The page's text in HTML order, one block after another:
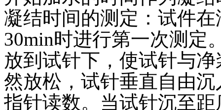
凝结时间的测定：试件
30min时进行第一次测定
放到试针下，使试针与
然放松，试针垂直自由
指针读数。当试针沉至